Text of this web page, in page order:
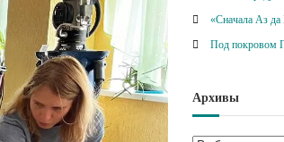
«Сначала Аз
Под покровом
Архивы